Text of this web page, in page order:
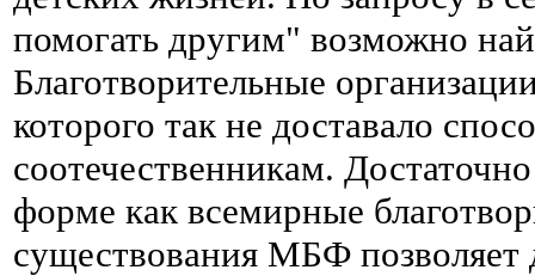
помогать другим" возможно
Благотворительные
которого так не доставало
соотечественникам.
форме как всемирные
существования МБФ позволяет